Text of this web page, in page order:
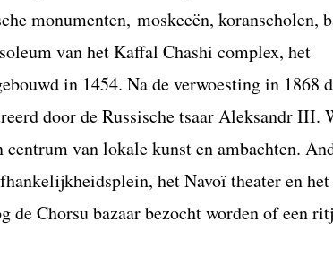
monumenten, moskeeën, koranscholen,
van het Kaffal Chashi complex, het
in 1454. Na de verwoesting in 1868
door de Russische tsaar Aleksandr III.
van lokale kunst en ambachten.
het Navoï theater en
de Chorsu bazaar bezocht worden of een